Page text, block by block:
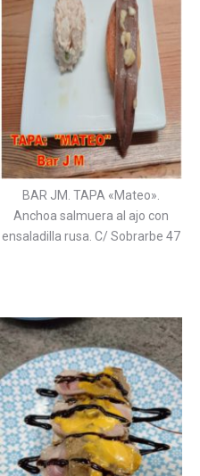
BAR JM. TAPA «Mateo».
Anchoa salmuera al ajo con
ensaladilla rusa. C/ Sobrarbe 47